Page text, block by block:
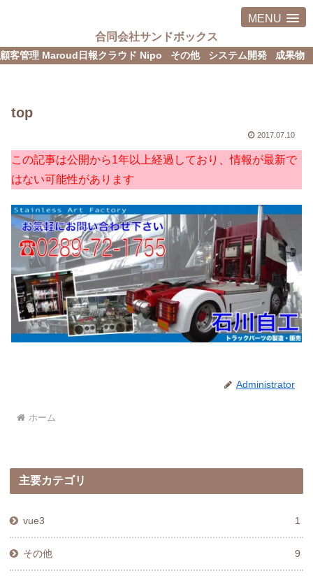
MENU
合同会社サンドボックス
顧客管理 Maroud 日報クラウド Nipo その他 システム開発 成果物
top
2017.07.10
この記事は公開から1年以上経過しており、情報が最新で
はない可能性があります
Administrator
ホーム
主要カテゴリ
vue3 1
その他 9